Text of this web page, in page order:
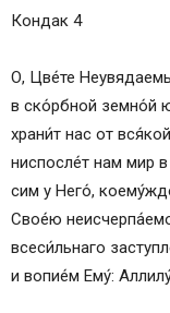
Кондак 4
О, Цве́­те
в ско́рбной земно́й
хра­ни́т нас от
ниспосле́т нам мир
сим у Не­го́,
Свое́ю
всеси́льнаго
и во­пи­е́м Ему́: